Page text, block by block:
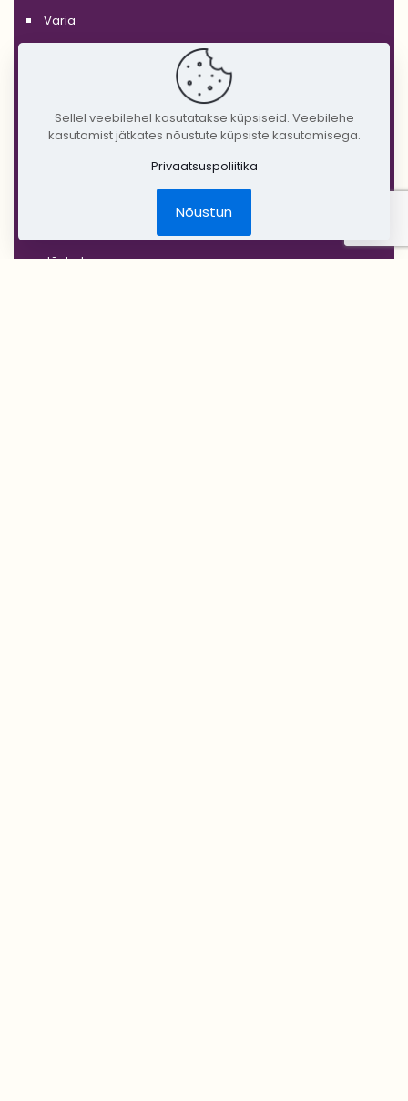
Varia
'BLACK'
'SILVER'
Jõulud
Sellel veebilehel kasutatakse küpsiseid. Veebilehe
kasutamist jätkates nõustute küpsiste kasutamisega.
Privaatsuspoliitika
Nõustun